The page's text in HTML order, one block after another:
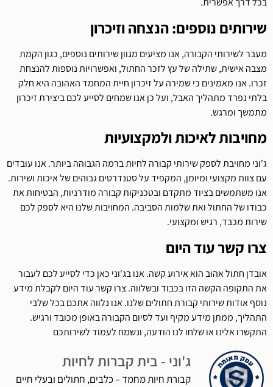
שירותים נוספים: הנצחה וזיכרון
מעבר לשירותי הקבורה, אנו מציעים מגוון שירותים נוספים, כגון הקמת
מצבה אישית, שתילה של עץ לזכר החתול, ואפשרויות נוספות להנצחת
זכרו. אנו מאמינים כי שמירה על זיכרון חיית המחמד האהובה היא חלק
בלתי נפרד מתהליך האבל, ועל כן אנו שמחים לסייע לכם ביצירת זיכרון
מתמשך ומרגש.
מחויבות לאיכות ולמקצועיות
ג'וני מחויבת לספק שירותי קבורה לחיות ברמה הגבוהה ביותר. אנו עובדים
עם צוות מקצועי ומיומן, המקפיד על סטנדרטים גבוהים של איכות ושירות.
אנו משתמשים בציוד מתקדם ובטכניקות קבורה מודרניות, הבטיחות את
כבודו של החתול ואת שלמות הסביבה. המחויבות שלנו היא לספק לכם
שירות מכבד, רגיש ומקצועי.
צרו קשר עוד היום
אובדן חתול אהוב הוא אירוע קשה. אנו בג'וני כאן כדי לסייע לכם לעבור
את התקופה הקשה הזו בכבוד ובשלווה. צרו קשר עוד היום לקבלת מידע
נוסף אודות שירותי קבורת חתולים שלנו. אנו נלווה אתכם בכל שלבי
התהליך, ממתן מידע מקיף ועד לסיום הקבורה באופן מכובד ורגיש.
התקשרו אלינו או שלחו לנו הודעה, ונשמח לעמוד לשירותכם
ג'וני - בית קברות לחיות
קבורת חיות מחמד – כלבים, חתולים ובעלי חיים